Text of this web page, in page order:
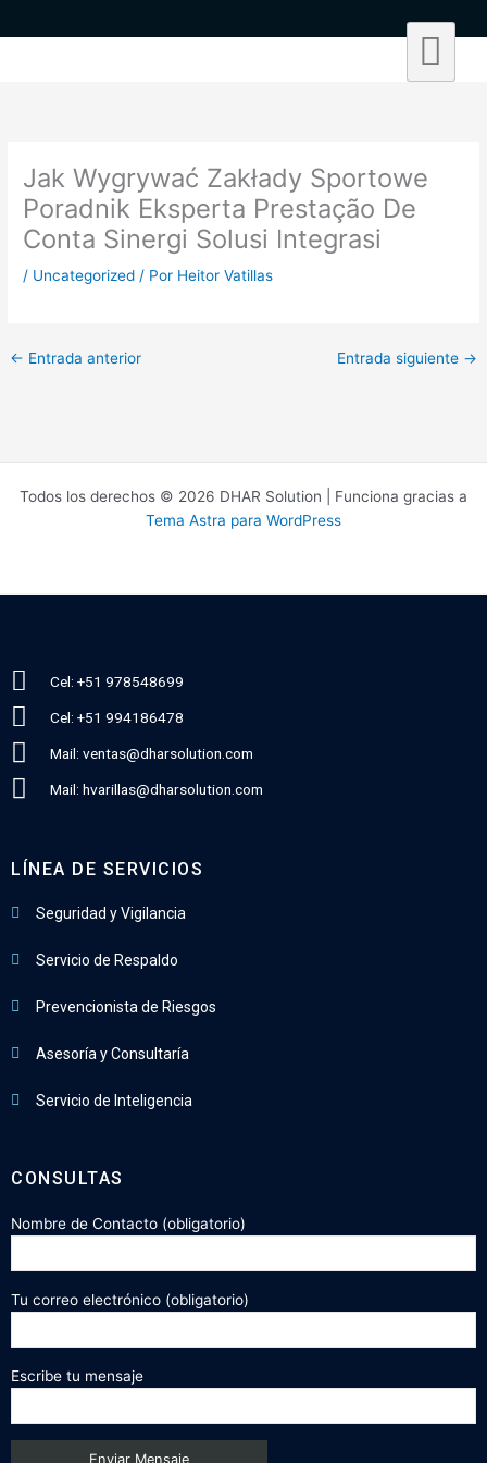
al
Jak Wygrywać Zakłady Sportowe
Poradnik Eksperta Prestação De
Conta Sinergi Solusi Integrasi
/ Uncategorized / Por Heitor Vatillas
← Entrada anterior Entrada siguiente →
Todos los derechos © 2026 DHAR Solution | Funciona gracias a
Tema Astra para WordPress
Cel: +51 978548699
Cel: +51 994186478
Mail: ventas@dharsolution.com
Mail: hvarillas@dharsolution.com
LÍNEA DE SERVICIOS
Seguridad y Vigilancia
Servicio de Respaldo
Prevencionista de Riesgos
Asesoría y Consultaría
Servicio de Inteligencia
CONSULTAS
Nombre de Contacto (obligatorio)
Tu correo electrónico (obligatorio)
Escribe tu mensaje